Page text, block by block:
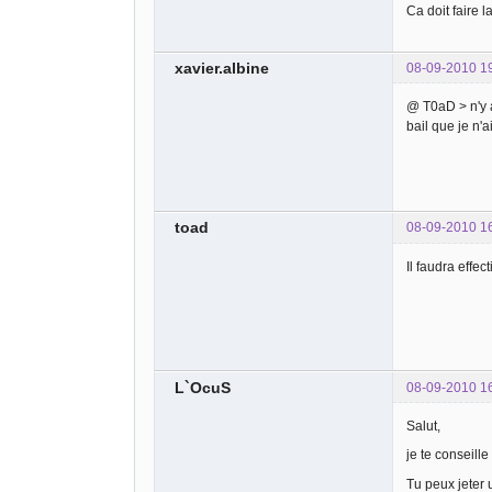
Ca doit faire
xavier.albine 08-09-2010
@ T0aD >
bail que je
toad 08-09-2010
Il faudra
L`OcuS 08-09-2010
Salut,
je te conseille
Tu peux jeter